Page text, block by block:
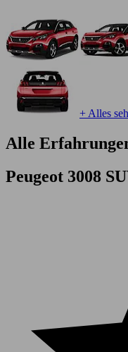
+ Alles
Alle
Peugeot 3008